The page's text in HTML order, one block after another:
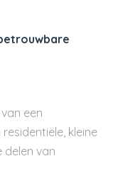
een
kleine
delen van